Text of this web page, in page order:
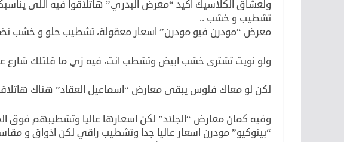
ولعشاق الكلاسيك اكيد “معرض البدري” هاتلاقوا فيه اللى
تشطيب و خشب ..
معرض “مودرن فيو مودرن” اسعار معقولة، تشطيب حلو و خشب
ولو نويت تشترى خشب ابيض وتشطب انت، فيه زي ما قلتلك شارع
لكن لو معاك فلوس يبقى معارض “اسماعيل العقاد” هناك
وفيه كمان معارض “الجلاد” لكن اسعارها عاليا وتشطيبهم فوق
“بينوكيو” مودرن اسعار عاليا جدا وتشطيب راقي لكن اذواق و